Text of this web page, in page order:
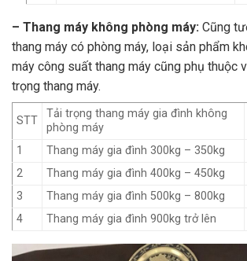
– Thang máy không phòng máy: Cũng
thang máy có phòng máy, loại sản phẩm
máy công suất thang máy cũng phụ thuộc
trọng thang máy.
STT
Tải trọng thang máy gia đình không
phòng máy
1
Thang máy gia đình 300kg – 350kg
2
Thang máy gia đình 400kg – 450kg
3
Thang máy gia đình 500kg – 800kg
4
Thang máy gia đình 900kg trở lên